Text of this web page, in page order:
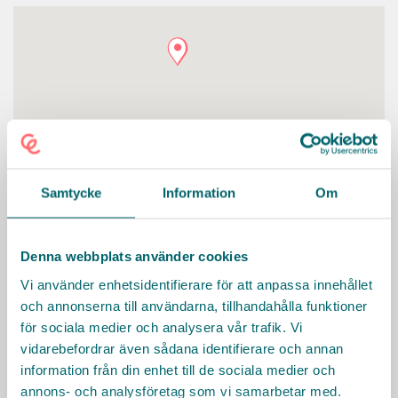
Samtycke Information Om
Denna webbplats använder cookies
Vi använder enhetsidentifierare för att anpassa innehållet
och annonserna till användarna, tillhandahålla funktioner
för sociala medier och analysera vår trafik. Vi
vidarebefordrar även sådana identifierare och annan
information från din enhet till de sociala medier och
annons- och analysföretag som vi samarbetar med.